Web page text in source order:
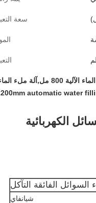
سعة
الآلية 2200 ملم,آلة ملء المطهر الكهربائي 800 مل
automatic water
شيانفاي